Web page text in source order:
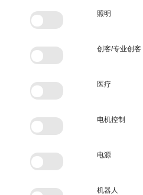
照明
创客/专业创客
医疗
电机控制
电源
机器人